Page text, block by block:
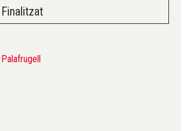
Finalitzat